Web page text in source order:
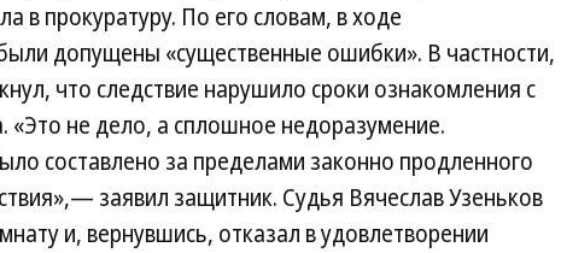
в прокуратуру. По его словам, в ходе
допущены «существенные ошибки». В частности,
что следствие нарушило сроки ознакомления с
«Это не дело, а сплошное недоразумение.
составлено за пределами законно продленного
заявил защитник. Судья Вячеслав Узеньков
и, вернувшись, отказал в удовлетворении